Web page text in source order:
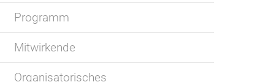
Programm
Mitwirkende
Organisatorisches